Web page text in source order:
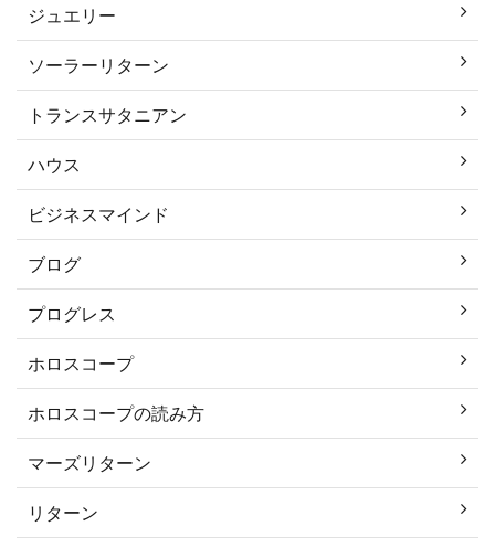
ジュエリー
ソーラーリターン
トランスサタニアン
ハウス
ビジネスマインド
ブログ
プログレス
ホロスコープ
ホロスコープの読み方
マーズリターン
リターン